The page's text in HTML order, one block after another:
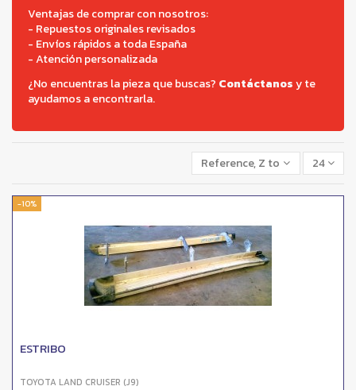
Ventajas de comprar con nosotros:
- Repuestos originales revisados
- Envíos rápidos a toda España
- Atención personalizada
¿No encuentras la pieza que buscas? Contáctanosy te
ayudamos a encontrarla.
Reference, Z to A 24
-10%
ESTRIBO
TOYOTA LAND CRUISER (J9)